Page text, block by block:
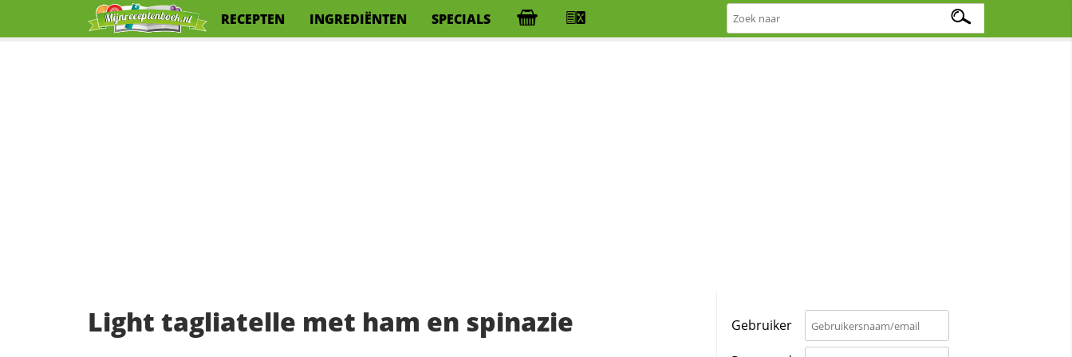
RECEPTEN INGREDIËNTEN SPECIALS
Light tagliatelle met ham en spinazie Gebruiker